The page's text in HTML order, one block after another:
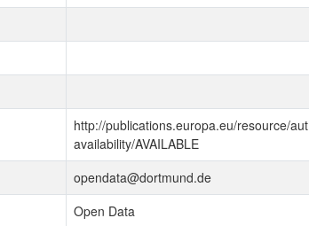
http://publications.europa.eu/resource/
availability/AVAILABLE
opendata@dortmund.de
Open Data